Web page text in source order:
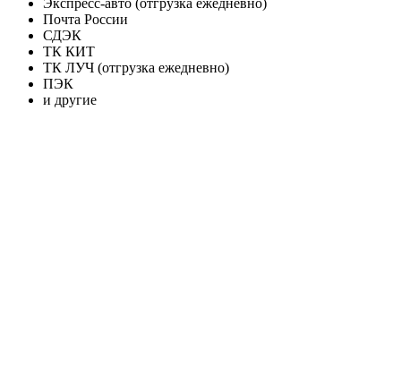
Почта России
СДЭК
ТК КИТ
ТК ЛУЧ (отгрузка ежедневно)
ПЭК
и другие